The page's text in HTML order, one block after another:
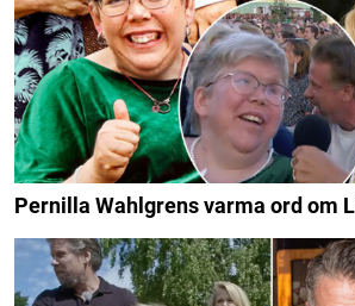
Pernilla Wahlgrens varma ord om